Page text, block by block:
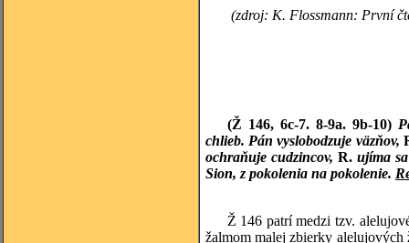
(zdroj: K. Flossmann: První
(Ž 146, 6c-7. 8-9a. 9b-10)
chlieb. Pán vyslobodzuje väzňov,
ochraňuje cudzincov,R. ujíma
Sion, z pokolenia na pokolenie.
Ž 146 patrí medzi tzv.
žalmom malej zbierky